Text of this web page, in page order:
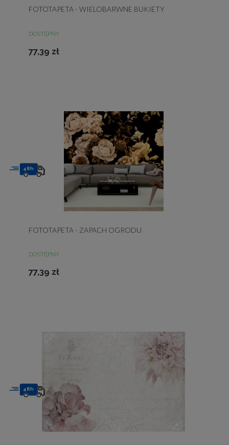
FOTOTAPETA - WIELOBARWNE BUKIETY
DOSTĘPNY
77,39 zł
FOTOTAPETA - ZAPACH OGRODU
DOSTĘPNY
77,39 zł
48h
48h